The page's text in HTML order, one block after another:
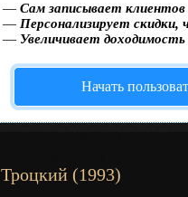
— Сам записывает
— Персонализирует скидки,
— Увеличивает
Начать
Троцкий (1993)